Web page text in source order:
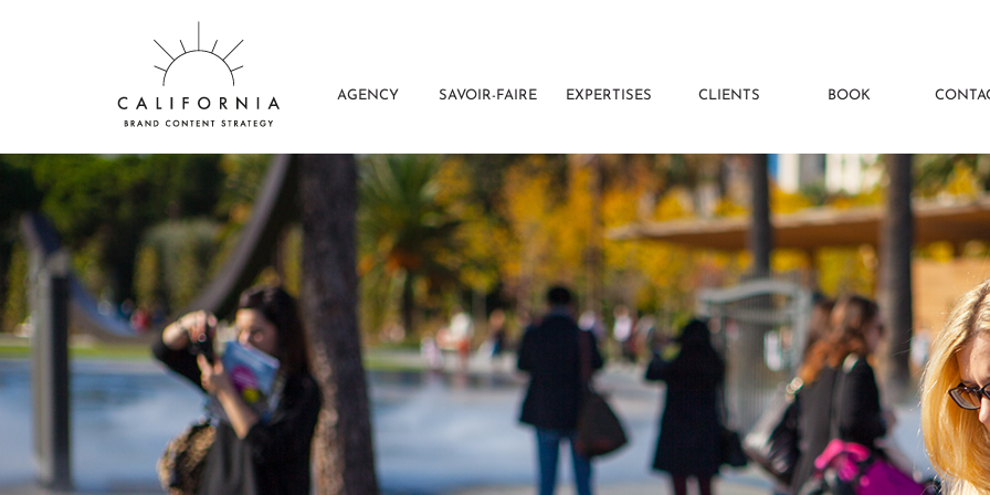
AGENCY SAVOIR-FAIRE EXPERTISES CLIENTS BOOK